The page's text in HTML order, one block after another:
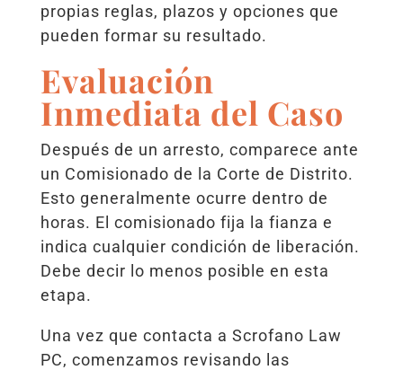
propias reglas, plazos y opciones que
pueden formar su resultado.
Evaluación
Inmediata del Caso
Después de un arresto, comparece ante
un Comisionado de la Corte de Distrito.
Esto generalmente ocurre dentro de
horas. El comisionado fija la fianza e
indica cualquier condición de liberación.
Debe decir lo menos posible en esta
etapa.
Una vez que contacta a Scrofano Law
PC, comenzamos revisando las